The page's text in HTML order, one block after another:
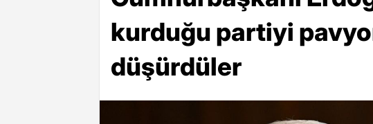
kurduğu partiyi
düşürdüler